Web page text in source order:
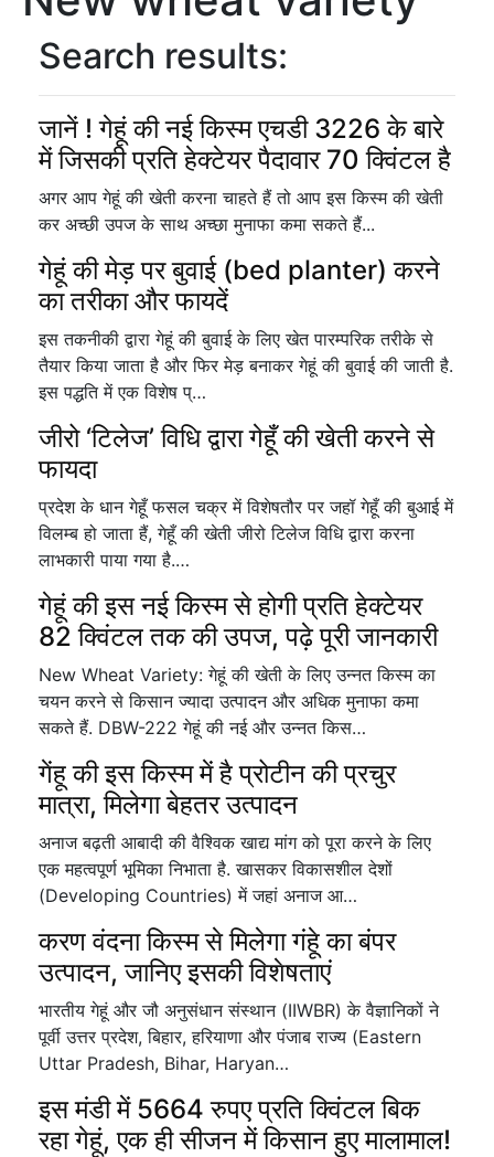
Search results:
जानें ! गेहूं की नई किस्म एचडी 3226 के बारे
में जिसकी प्रति हेक्टेयर पैदावार 70 क्विंटल है
अगर आप गेहूं की खेती करना चाहते हैं तो आप इस किस्म की खेती
कर अच्छी उपज के साथ अच्छा मुनाफा कमा सकते हैं...
गेहूं की मेड़ पर बुवाई (bed planter) करने
का तरीका और फायदें
इस तकनीकी द्वारा गेहूं की बुवाई के लिए खेत पारम्परिक तरीके से
तैयार किया जाता है और फिर मेड़ बनाकर गेहूं की बुवाई की जाती है.
इस पद्धति में एक विशेष प्…
जीरो ‘टिलेज’ विधि द्वारा गेहूँ की खेती करने से
फायदा
प्रदेश के धान गेहूँ फसल चक्र में विशेषतौर पर जहॉ गेहूँ की बुआई में
विलम्ब हो जाता हैं, गेहूँ की खेती जीरो टिलेज विधि द्वारा करना
लाभकारी पाया गया है.…
गेहूं की इस नई किस्म से होगी प्रति हेक्टेयर
82 क्विंटल तक की उपज, पढ़े पूरी जानकारी
New Wheat Variety: गेहूं की खेती के लिए उन्नत किस्म का
चयन करने से किसान ज्यादा उत्पादन और अधिक मुनाफा कमा
सकते हैं. DBW-222 गेहूं की नई और उन्नत किस…
गेंहू की इस किस्म में है प्रोटीन की प्रचुर
मात्रा, मिलेगा बेहतर उत्पादन
अनाज बढ़ती आबादी की वैश्विक खाद्य मांग को पूरा करने के लिए
एक महत्वपूर्ण भूमिका निभाता है. खासकर विकासशील देशों
(Developing Countries) में जहां अनाज आ…
करण वंदना किस्म से मिलेगा गंहूे का बंपर
उत्पादन, जानिए इसकी विशेषताएं
भारतीय गेहूं और जौ अनुसंधान संस्थान (IIWBR) के वैज्ञानिकों ने
पूर्वी उत्तर प्रदेश, बिहार, हरियाणा और पंजाब राज्य (Eastern
Uttar Pradesh, Bihar, Haryan…
इस मंडी में 5664 रुपए प्रति क्विंटल बिक
रहा गेहूं, एक ही सीजन में किसान हुए मालामाल!